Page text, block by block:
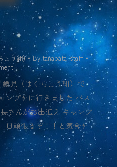
ょう組) Bytanabata-staff
児（はくちょう組）で一
ンプをに行きました バス
さんがお出迎え キャンプ
日頑張るぞ！！と気合を